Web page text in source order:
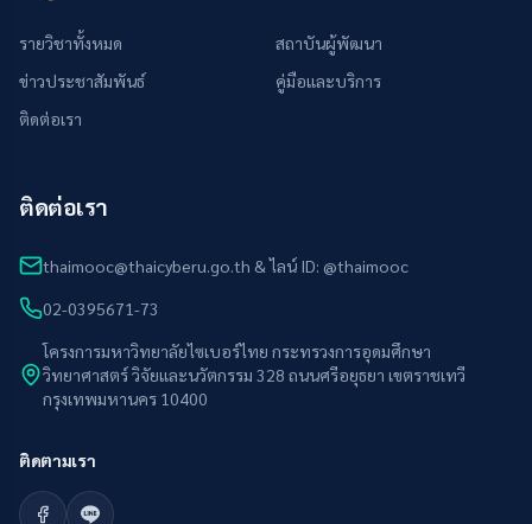
รายวิชาทั้งหมด
สถาบันผู้พัฒนา
ข่าวประชาสัมพันธ์
คู่มือและบริการ
ติดต่อเรา
ติดต่อเรา
thaimooc@thaicyberu.go.th & ไลน์ ID: @thaimooc
02-0395671-73
โครงการมหาวิทยาลัยไซเบอร์ไทย กระทรวงการอุดมศึกษา
วิทยาศาสตร์ วิจัยและนวัตกรรม 328 ถนนศรีอยุธยา เขตราชเทวี
กรุงเทพมหานคร 10400
ติดตามเรา